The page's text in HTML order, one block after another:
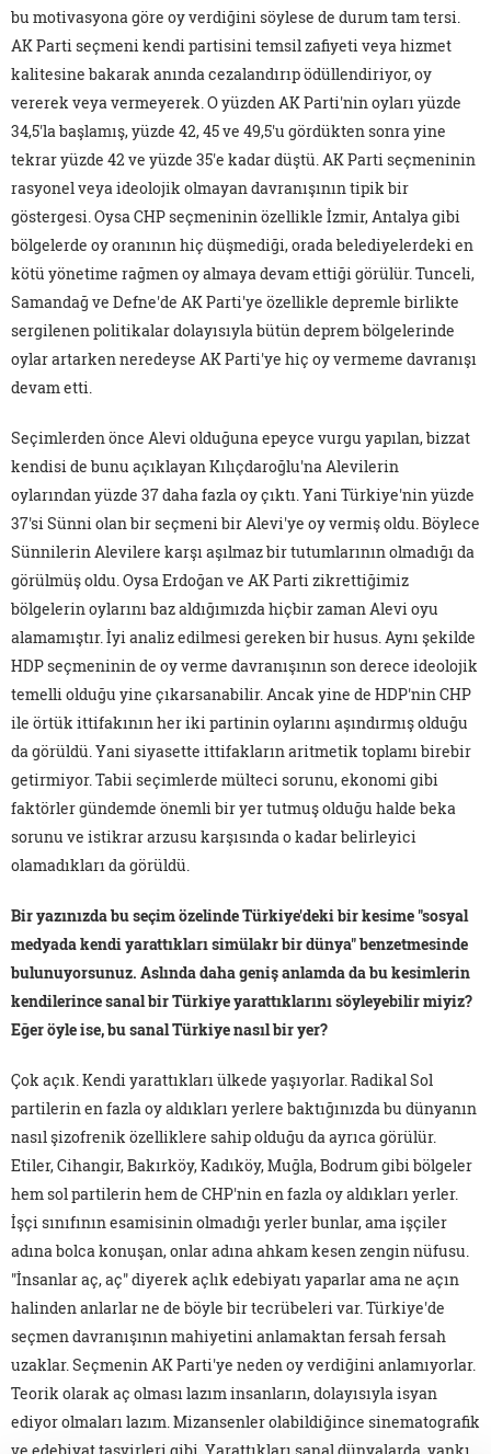
bu motivasyona göre oy verdiğini söylese de durum tam tersi.
AK Parti seçmeni kendi partisini temsil zafiyeti veya hizmet
kalitesine bakarak anında cezalandırıp ödüllendiriyor, oy
vererek veya vermeyerek. O yüzden AK Parti'nin oyları yüzde
34,5'la başlamış, yüzde 42, 45 ve 49,5'u gördükten sonra yine
tekrar yüzde 42 ve yüzde 35'e kadar düştü. AK Parti seçmeninin
rasyonel veya ideolojik olmayan davranışının tipik bir
göstergesi. Oysa CHP seçmeninin özellikle İzmir, Antalya gibi
bölgelerde oy oranının hiç düşmediği, orada belediyelerdeki en
kötü yönetime rağmen oy almaya devam ettiği görülür. Tunceli,
Samandağ ve Defne'de AK Parti'ye özellikle depremle birlikte
sergilenen politikalar dolayısıyla bütün deprem bölgelerinde
oylar artarken neredeyse AK Parti'ye hiç oy vermeme davranışı
devam etti.
Seçimlerden önce Alevi olduğuna epeyce vurgu yapılan, bizzat
kendisi de bunu açıklayan Kılıçdaroğlu'na Alevilerin
oylarından yüzde 37 daha fazla oy çıktı. Yani Türkiye'nin yüzde
37'si Sünni olan bir seçmeni bir Alevi'ye oy vermiş oldu. Böylece
Sünnilerin Alevilere karşı aşılmaz bir tutumlarının olmadığı da
görülmüş oldu. Oysa Erdoğan ve AK Parti zikrettiğimiz
bölgelerin oylarını baz aldığımızda hiçbir zaman Alevi oyu
alamamıştır. İyi analiz edilmesi gereken bir husus. Aynı şekilde
HDP seçmeninin de oy verme davranışının son derece ideolojik
temelli olduğu yine çıkarsanabilir. Ancak yine de HDP'nin CHP
ile örtük ittifakının her iki partinin oylarını aşındırmış olduğu
da görüldü. Yani siyasette ittifakların aritmetik toplamı birebir
getirmiyor. Tabii seçimlerde mülteci sorunu, ekonomi gibi
faktörler gündemde önemli bir yer tutmuş olduğu halde beka
sorunu ve istikrar arzusu karşısında o kadar belirleyici
olamadıkları da görüldü.
Bir yazınızda bu seçim özelinde Türkiye'deki bir kesime "sosyal
medyada kendi yarattıkları simülakr bir dünya" benzetmesinde
bulunuyorsunuz. Aslında daha geniş anlamda da bu kesimlerin
kendilerince sanal bir Türkiye yarattıklarını söyleyebilir miyiz?
Eğer öyle ise, bu sanal Türkiye nasıl bir yer?
Çok açık. Kendi yarattıkları ülkede yaşıyorlar. Radikal Sol
partilerin en fazla oy aldıkları yerlere baktığınızda bu dünyanın
nasıl şizofrenik özelliklere sahip olduğu da ayrıca görülür.
Etiler, Cihangir, Bakırköy, Kadıköy, Muğla, Bodrum gibi bölgeler
hem sol partilerin hem de CHP'nin en fazla oy aldıkları yerler.
İşçi sınıfının esamisinin olmadığı yerler bunlar, ama işçiler
adına bolca konuşan, onlar adına ahkam kesen zengin nüfusu.
"İnsanlar aç, aç" diyerek açlık edebiyatı yaparlar ama ne açın
halinden anlarlar ne de böyle bir tecrübeleri var. Türkiye'de
seçmen davranışının mahiyetini anlamaktan fersah fersah
uzaklar. Seçmenin AK Parti'ye neden oy verdiğini anlamıyorlar.
Teorik olarak aç olması lazım insanların, dolayısıyla isyan
ediyor olmaları lazım. Mizansenler olabildiğince sinematografik
ve edebiyat tasvirleri gibi. Yarattıkları sanal dünyalarda, yankı